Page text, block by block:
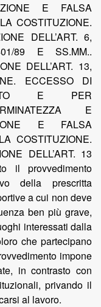
E FALSA
COSTITUZIONE.
DELL’ART. 6,
89 E SS.MM..
DELL’ART. 13,
ECCESSO DI
E PER
E
E FALSA
COSTITUZIONE.
DELL’ART. 13
il provvedimento
della prescritta
a cui non deve
ben più grave,
interessati dalla
che partecipano
impone
in contrasto con
privando il
al lavoro.